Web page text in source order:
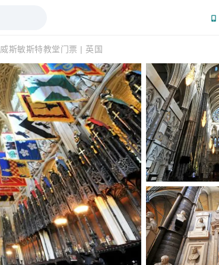
威斯敏斯特教堂门票 | 英国